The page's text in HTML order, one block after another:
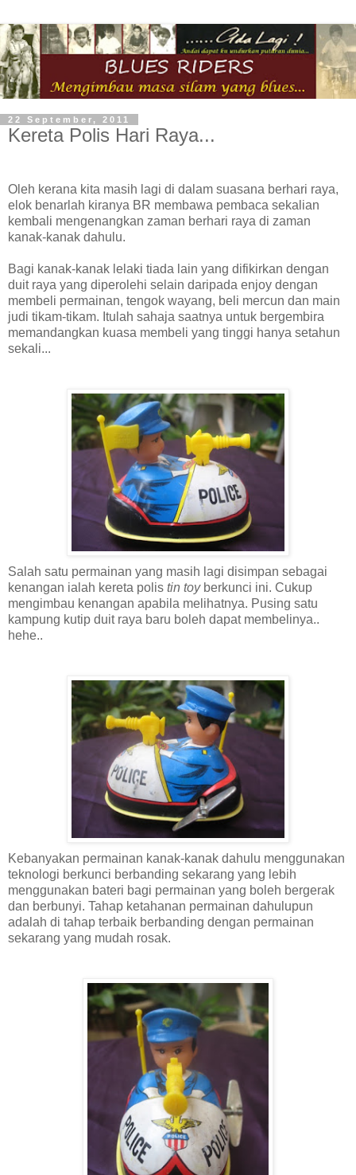
22 September, 2011
Kereta Polis Hari Raya...
Oleh kerana kita masih lagi di dalam suasana berhari raya,
elok benarlah kiranya BR membawa pembaca sekalian
kembali mengenangkan zaman berhari raya di zaman
kanak-kanak dahulu.
Bagi kanak-kanak lelaki tiada lain yang difikirkan dengan
duit raya yang diperolehi selain daripada enjoy dengan
membeli permainan, tengok wayang, beli mercun dan main
judi tikam-tikam. Itulah sahaja saatnya untuk bergembira
memandangkan kuasa membeli yang tinggi hanya setahun
sekali...
Salah satu permainan yang masih lagi disimpan sebagai
kenangan ialah kereta polis tin toyberkunci ini. Cukup
mengimbau kenangan apabila melihatnya. Pusing satu
kampung kutip duit raya baru boleh dapat membelinya..
hehe..
Kebanyakan permainan kanak-kanak dahulu menggunakan
teknologi berkunci berbanding sekarang yang lebih
menggunakan bateri bagi permainan yang boleh bergerak
dan berbunyi. Tahap ketahanan permainan dahulupun
adalah di tahap terbaik berbanding dengan permainan
sekarang yang mudah rosak.